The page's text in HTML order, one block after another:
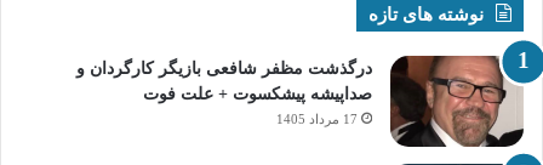
نوشته های تازه
درگذشت مظفر شافعی بازیگر کارگردان و
صداپیشه پیشکسوت + علت فوت
17 مرداد 1405